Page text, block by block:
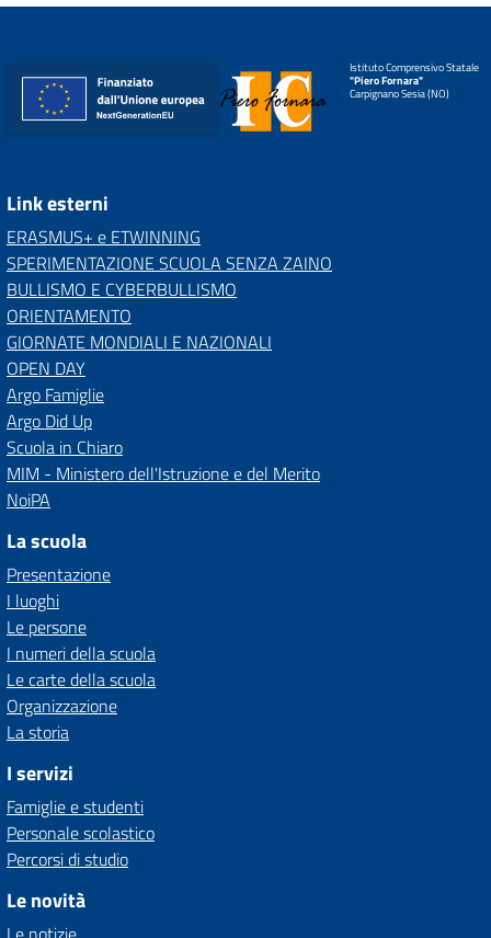
Istituto Comprensivo Statale
"Piero Fornara"
Carpignano Sesia (NO)
Link esterni
ERASMUS+ e ETWINNING
SPERIMENTAZIONE SCUOLA SENZA ZAINO
BULLISMO E CYBERBULLISMO
ORIENTAMENTO
GIORNATE MONDIALI E NAZIONALI
OPEN DAY
Argo Famiglie
Argo Did Up
Scuola in Chiaro
MIM - Ministero dell'Istruzione e del Merito
NoiPA
La scuola
Presentazione
I luoghi
Le persone
I numeri della scuola
Le carte della scuola
Organizzazione
La storia
I servizi
Famiglie e studenti
Personale scolastico
Percorsi di studio
Le novità